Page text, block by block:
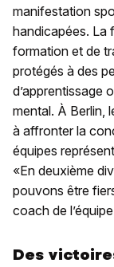
manifestation
handicapées. La
formation et de
protégés à des
d’apprentissage
mental. À Berlin,
à affronter la
équipes
«En deuxième
pouvons être
coach de
Des